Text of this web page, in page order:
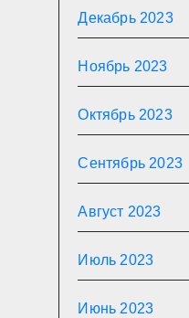
Декабрь 2023
Ноябрь 2023
Октябрь 2023
Сентябрь 2023
Август 2023
Июль 2023
Июнь 2023